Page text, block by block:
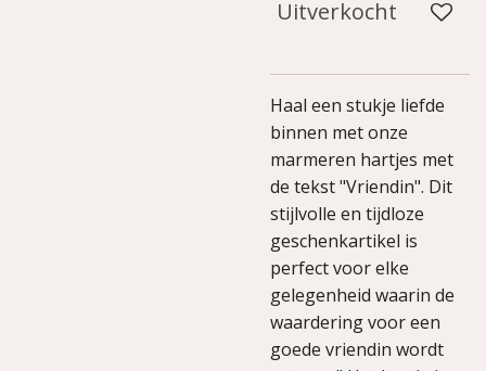
Uitverkocht
Haal een stukje liefde
binnen met onze
marmeren hartjes met
de tekst "Vriendin". Dit
stijlvolle en tijdloze
geschenkartikel is
perfect voor elke
gelegenheid waarin de
waardering voor een
goede vriendin wordt